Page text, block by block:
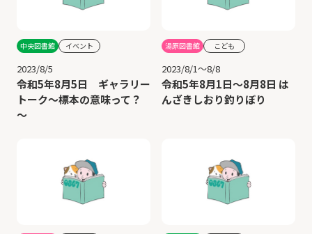
中央図書館 イベント
2023/8/5
令和5年8月5日 ギャラリー
トーク～標本の意味って？
～
湯原図書館 こども
2023/8/1～8/8
令和5年8月1日～8月8日 は
んざきしおり釣りぼり